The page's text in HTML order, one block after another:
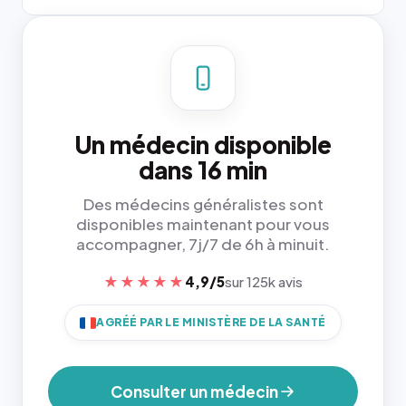
Un médecin disponible
dans 16 min
Des médecins généralistes sont
disponibles maintenant pour vous
accompagner, 7j/7 de 6h à minuit.
★★★★★ 4,9/5sur 125k avis
AGRÉÉ PAR LE MINISTÈRE DE LA SANTÉ
Consulter un médecin